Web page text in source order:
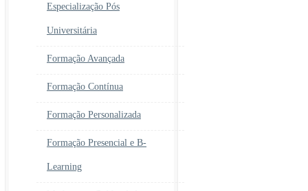
Especialização Pós
Universitária
Formação Avançada
Formação Contínua
Formação Personalizada
Formação Presencial e B-
Learning